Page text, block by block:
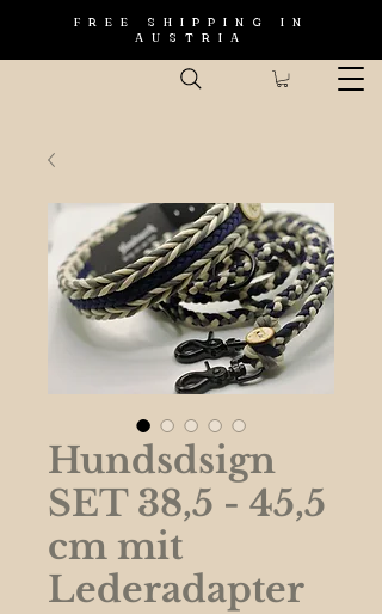
FREE SHIPPING IN
AUSTRIA
Hundsdsign
SET 38,5 - 45,5
cm mit
Lederadapter